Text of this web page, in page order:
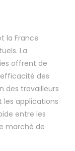
la France
La
offrent de
des
des travailleurs
les applications
entre les
marché de